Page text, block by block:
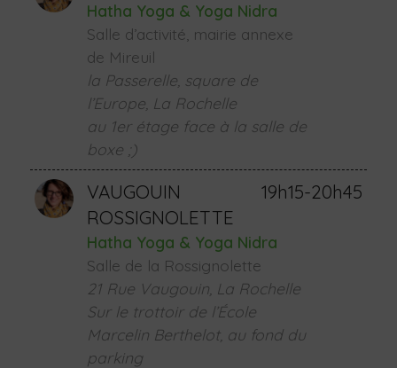
Hatha Yoga & Yoga Nidra
Salle d’activité, mairie annexe
de Mireuil
la Passerelle, square de
l’Europe, La Rochelle
au 1er étage face à la salle de
boxe ;)
VAUGOUIN
ROSSIGNOLETTE
19h15-20h45
Hatha Yoga & Yoga Nidra
Salle de la Rossignolette
21 Rue Vaugouin, La Rochelle
Sur le trottoir de l’École
Marcelin Berthelot, au fond du
parking